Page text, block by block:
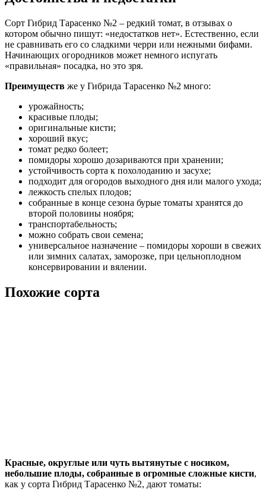
Сорт Гибрид Тарасенко №2 – редкий томат, в отзывах о
котором обычно пишут: «недостатков нет». Естественно, если
не сравнивать его со сладкими черри или нежными бифами.
Начинающих огородников может немного испугать
«правильная» посадка, но это зря.
Преимуществ же у Гибрида Тарасенко №2 много:
урожайность;
красивые плоды;
оригинальные кисти;
хороший вкус;
томат редко болеет;
помидоры хорошо дозариваются при хранении;
устойчивость сорта к похолоданию и засухе;
подходит для огородов выходного дня или малого ухода;
лежкость спелых плодов;
собранные в конце сезона бурые томаты хранятся до
второй половины ноября;
транспортабельность;
можно собрать свои семена;
универсальное назначение – помидоры хороши в свежих
или зимних салатах, заморозке, при цельноплодном
консервировании и вялении.
Похожие сорта
Красные, округлые или чуть вытянутые с носиком,
небольшие плоды, собранные в огромные сложные кисти,
как у сорта Гибрид Тарасенко №2, дают томаты: